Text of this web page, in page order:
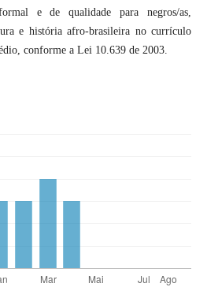
e de qualidade para negros/as,
e história afro-brasileira no currículo
conforme a Lei 10.639 de 2003.